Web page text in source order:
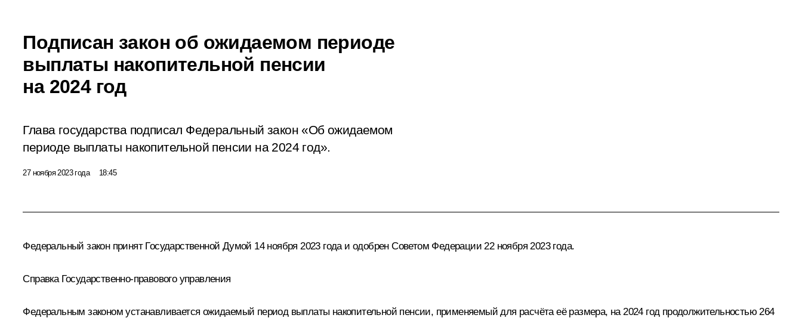
Подписан закон об ожидаемом периоде
выплаты накопительной пенсии
на 2024 год
Глава государства подписал Федеральный закон «Об ожидаемом
периоде выплаты накопительной пенсии на 2024 год».
27 ноября 2023 года 18:45
Федеральный закон принят Государственной Думой 14 ноября 2023 года и одобрен Советом Федерации 22 ноября 2023 года.
Справка Государственно-правового управления
Федеральным законом устанавливается ожидаемый период выплаты накопительной пенсии, применяемый для расчёта её размера, на 2024 год продолжительностью 264